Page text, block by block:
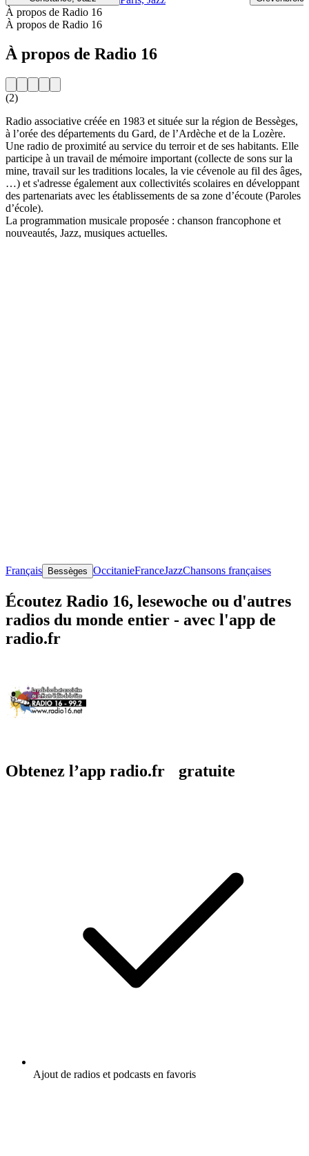
À propos de Radio 16
À propos de Radio 16
À propos de Radio 16
(2)
Radio associative créée en 1983 et située sur la région de Bessèges,
à l’orée des départements du Gard, de l’Ardèche et de la Lozère.
Une radio de proximité au service du terroir et de ses habitants. Elle
participe à un travail de mémoire important (collecte de sons sur la
mine, travail sur les traditions locales, la vie cévenole au fil des âges,
…) et s'adresse également aux collectivités scolaires en développant
des partenariats avec les établissements de sa zone d’écoute (Paroles
d’école).
La programmation musicale proposée : chanson francophone et
nouveautés, Jazz, musiques actuelles.
Français Bessèges OccitanieFranceJazzChansons françaises
Écoutez Radio 16, lesewoche ou d'autres
radios du monde entier - avec l'app de
radio.fr
Obtenez l’app radio.fr gratuite
Ajout de radios et podcasts en favoris